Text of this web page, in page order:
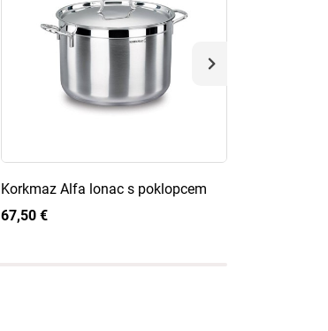
Korkmaz Alfa lonac s poklopcem
67,50 €